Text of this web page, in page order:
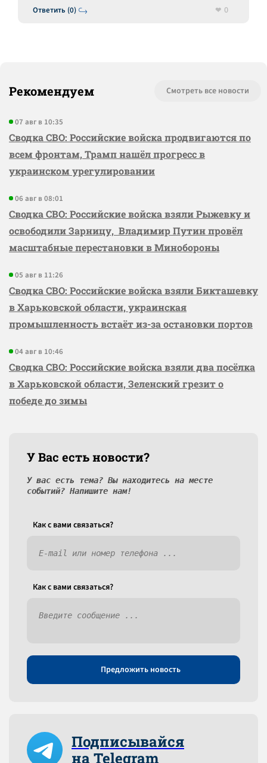
Ответить (0)
0
Рекомендуем Смотреть все новости
07 авг в 10:35
Сводка СВО: Российские войска продвигаются по
всем фронтам, Трамп нашёл прогресс в
украинском урегулировании
06 авг в 08:01
Сводка СВО: Российские войска взяли Рыжевку и
освободили Зарницу, Владимир Путин провёл
масштабные перестановки в Минобороны
05 авг в 11:26
Сводка СВО: Российские войска взяли Бикташевку
в Харьковской области, украинская
промышленность встаёт из-за остановки портов
04 авг в 10:46
Сводка СВО: Российские войска взяли два посёлка
в Харьковской области, Зеленский грезит о
победе до зимы
У Вас есть новости?
У вас есть тема? Вы находитесь на месте
событий? Напишите нам!
Как c вами связаться?
Как c вами связаться?
Предложить новость
Подписывайся
на Telegram